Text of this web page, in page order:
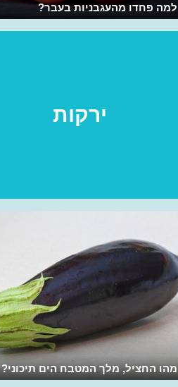
למה פחדו מהעגבניות בעבר?
ירקות
מהו החציל, מלך המטבח הים תיכוני?